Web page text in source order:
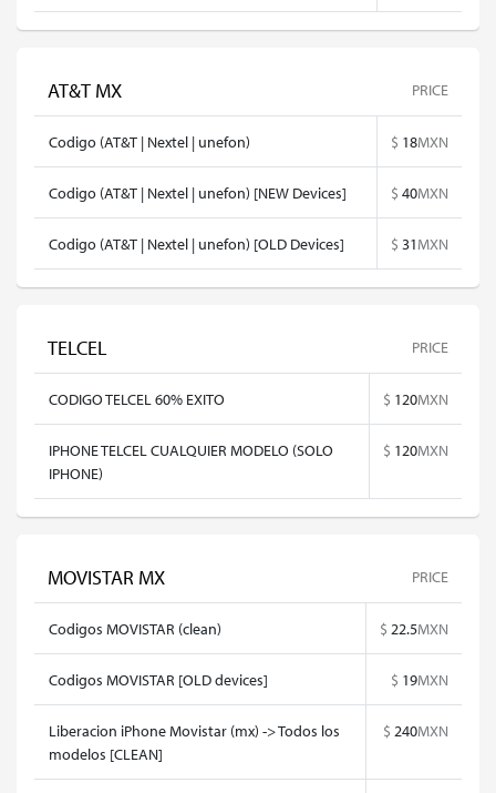
AT&T MX PRICE
Codigo (AT&T | Nextel | unefon) $ 18MXN
Codigo (AT&T | Nextel | unefon) [NEW Devices] $ 40MXN
Codigo (AT&T | Nextel | unefon) [OLD Devices] $ 31MXN
TELCEL PRICE
CODIGO TELCEL 60% EXITO $ 120MXN
IPHONE TELCEL CUALQUIER MODELO (SOLO
IPHONE)
$ 120MXN
MOVISTAR MX PRICE
Codigos MOVISTAR (clean) $ 22.5MXN
Codigos MOVISTAR [OLD devices] $ 19MXN
Liberacion iPhone Movistar (mx) -> Todos los
modelos [CLEAN]
$ 240MXN